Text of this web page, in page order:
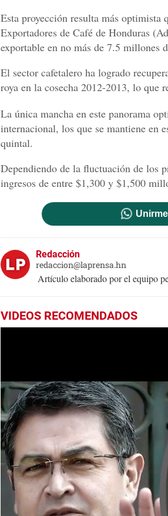
Esta proyección resulta más
Exportadores de Café de Honduras
exportable en no más de 7.5 millones
El sector cafetalero ha logrado
roya en la cosecha 2012-2013, lo que
La única mancha en este panorama
internacional, los que se mantiene en
quintal.
Dependiendo de la fluctuación de los
ingresos de entre $1,300 y $1,500
Redacción
redaccion@laprensa.hn
Artículo elaborado por el equipo
VIDEOS RECOMENDADOS